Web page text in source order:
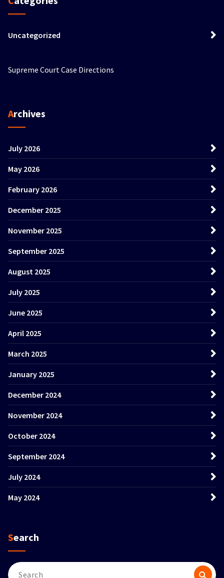
Uncategorized
Supreme Court Case Directions
Archives
July 2026
May 2026
February 2026
December 2025
November 2025
September 2025
August 2025
July 2025
June 2025
April 2025
March 2025
January 2025
December 2024
November 2024
October 2024
September 2024
July 2024
May 2024
Search
Search